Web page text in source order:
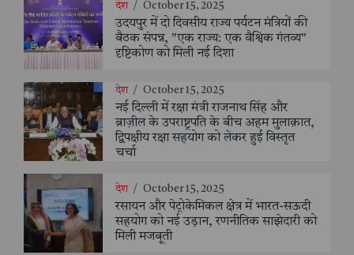
देश / October 15, 2025
उदयपुर में दो दिवसीय राज्य पर्यटन मंत्रियों की
बैठक संपन्न, "एक राज्य: एक वैश्विक गंतव्य"
दृष्टिकोण को मिली नई दिशा
देश / October 15, 2025
नई दिल्ली में रक्षा मंत्री राजनाथ सिंह और
ब्राज़ील के उपराष्ट्रपति के बीच अहम मुलाक़ात,
द्विपक्षीय रक्षा सहयोग को लेकर हुई विस्तृत
चर्चा
देश / October 15, 2025
रसायन और पेट्रोकेमिकल क्षेत्र में भारत-सऊदी
सहयोग को नई उड़ान, रणनीतिक साझेदारी को
मिली मजबूती